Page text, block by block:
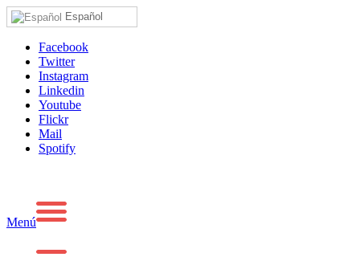
Español
Facebook
Twitter
Instagram
Linkedin
Youtube
Flickr
Mail
Spotify
Menú